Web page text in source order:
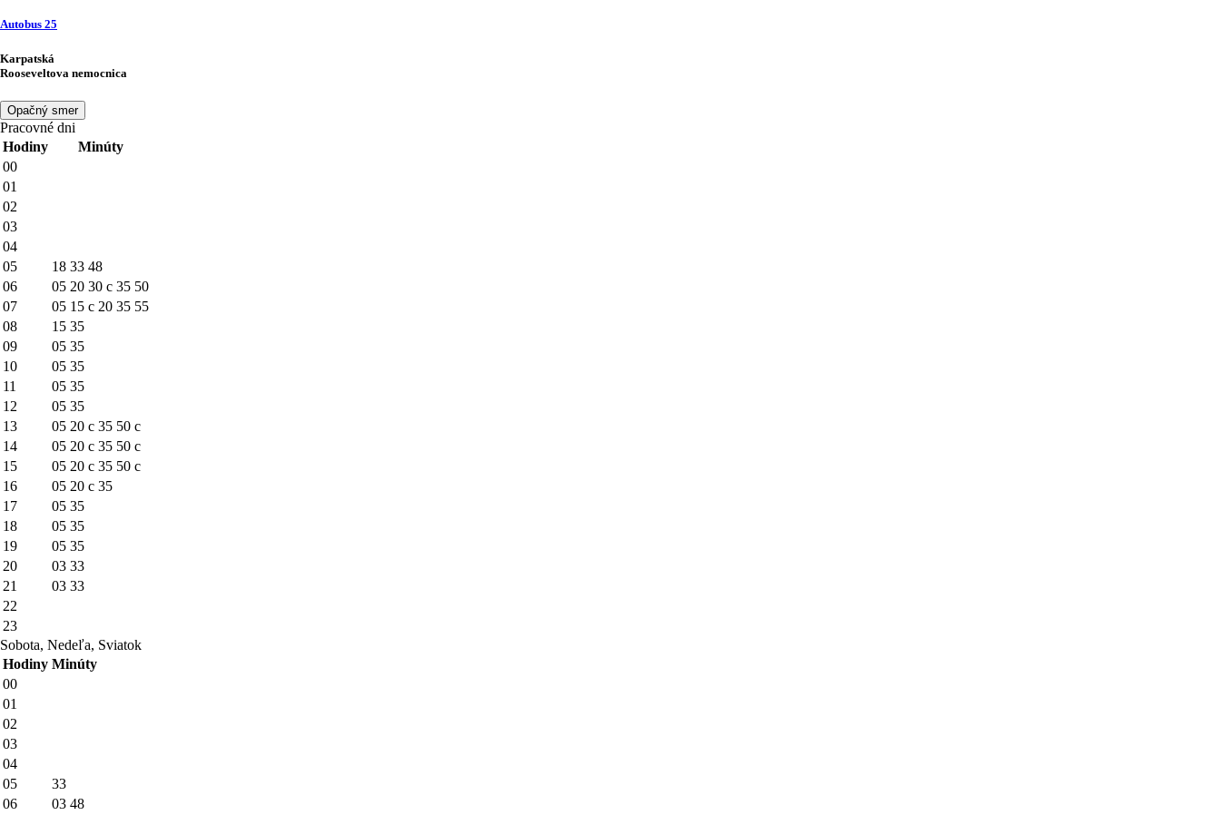
Autobus 25
Karpatská
Rooseveltova nemocnica
Opačný smer
Pracovné dni
Hodiny
Minúty
00
01
02
03
04
05
18 33 48
06
05 20 30 c 35 50
07
05 15 c 20 35 55
08
15 35
09
05 35
10
05 35
11
05 35
12
05 35
13
05 20 c 35 50 c
14
05 20 c 35 50 c
15
05 20 c 35 50 c
16
05 20 c 35
17
05 35
18
05 35
19
05 35
20
03 33
21
03 33
22
23
Sobota, Nedeľa, Sviatok
Hodiny Minúty
00
01
02
03
04
05
33
06
03 48